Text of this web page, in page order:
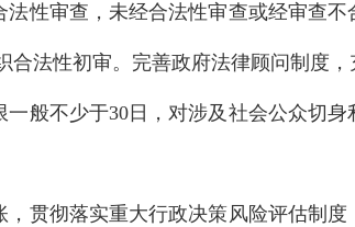
法性审查，未经合法性审查或经审查
法性初审。完善政府法律顾问制度，
一般不少于30日，对涉及社会公众切
贯彻落实重大行政决策风险评估制